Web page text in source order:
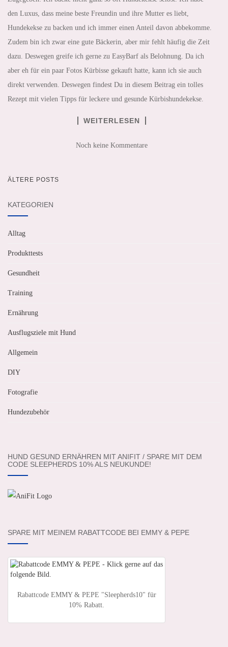
den Luxus, dass meine beste Freundin und ihre Mutter es liebt,
Hundekekse zu backen und ich immer einen Anteil davon abbekomme.
Zudem bin ich zwar eine gute Bäckerin, aber mir fehlt häufig die Zeit
dazu. Deswegen greife ich gerne zu EasyBarf als Belohnung. Da ich
aber eh für ein paar Fotos Kürbisse gekauft hatte, kann ich sie auch
direkt verwenden. Deswegen findest Du in diesem Beitrag ein tolles
Rezept mit vielen Tipps für leckere und gesunde Kürbishundekekse.
WEITERLESEN
Noch keine Kommentare
ÄLTERE POSTS
KATEGORIEN
Alltag
Produkttests
Gesundheit
Training
Ernährung
Ausflugsziele mit Hund
Allgemein
DIY
Fotografie
Hundezubehör
HUND GESUND ERNÄHREN MIT ANIFIT / SPARE MIT DEM
CODE SLEEPHERDS 10% ALS NEUKUNDE!
SPARE MIT MEINEM RABATTCODE BEI EMMY & PEPE
Rabattcode EMMY & PEPE "Sleepherds10" für
10% Rabatt.